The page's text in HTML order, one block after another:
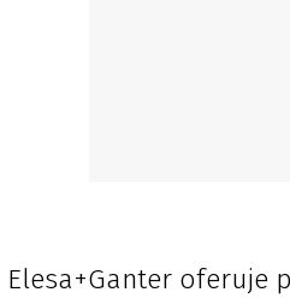
Elesa+Ganter oferuje